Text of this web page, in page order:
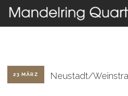
TERMINE
23 MÄRZ Neustadt/